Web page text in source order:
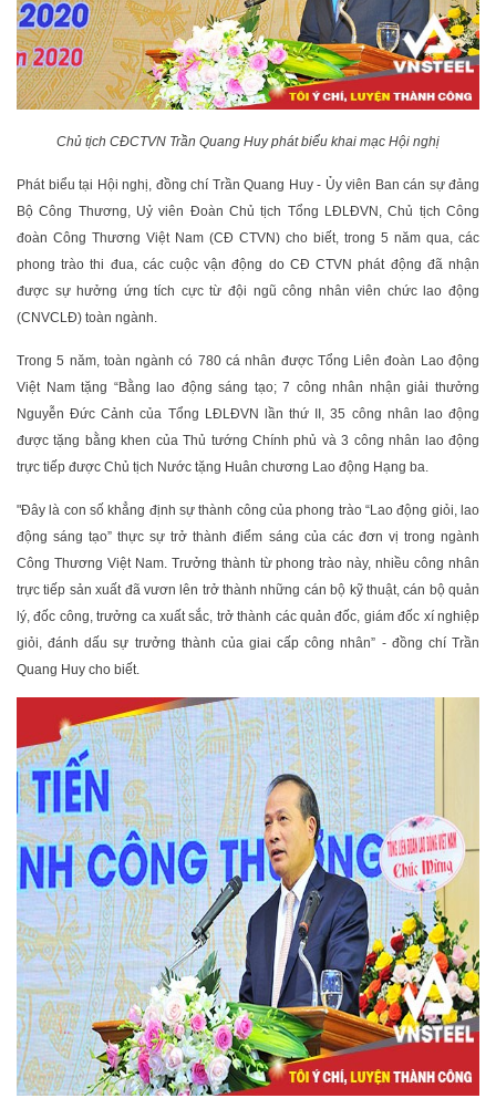
Chủ tịch CĐCTVN Trần Quang Huy phát biểu khai mạc Hội nghị
Phát biểu tại Hội nghị, đồng chí Trần Quang Huy - Ủy viên Ban cán sự đảng
Bộ Công Thương, Uỷ viên Đoàn Chủ tịch Tổng LĐLĐVN, Chủ tịch Công
đoàn Công Thương Việt Nam (CĐ CTVN) cho biết, trong 5 năm qua, các
phong trào thi đua, các cuộc vận động do CĐ CTVN phát động đã nhận
được sự hưởng ứng tích cực từ đội ngũ công nhân viên chức lao động
(CNVCLĐ) toàn ngành.
Trong 5 năm, toàn ngành có 780 cá nhân được Tổng Liên đoàn Lao động
Việt Nam tặng “Bằng lao động sáng tạo; 7 công nhân nhận giải thưởng
Nguyễn Đức Cảnh của Tổng LĐLĐVN lần thứ II, 35 công nhân lao động
được tặng bằng khen của Thủ tướng Chính phủ và 3 công nhân lao động
trực tiếp được Chủ tịch Nước tặng Huân chương Lao động Hạng ba.
"Đây là con số khẳng định sự thành công của phong trào “Lao động giỏi, lao
động sáng tạo” thực sự trở thành điểm sáng của các đơn vị trong ngành
Công Thương Việt Nam. Trưởng thành từ phong trào này, nhiều công nhân
trực tiếp sản xuất đã vươn lên trở thành những cán bộ kỹ thuật, cán bộ quản
lý, đốc công, trưởng ca xuất sắc, trở thành các quản đốc, giám đốc xí nghiệp
giỏi, đánh dấu sự trưởng thành của giai cấp công nhân” - đồng chí Trần
Quang Huy cho biết.